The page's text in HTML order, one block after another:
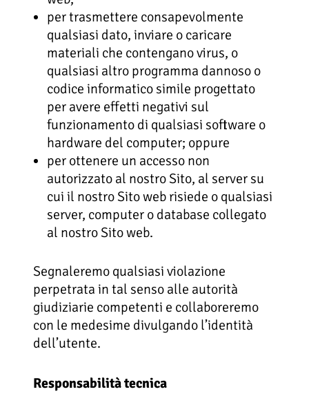
per trasmettere consapevolmente
qualsiasi dato, inviare o caricare
materiali che contengano virus, o
qualsiasi altro programma dannoso o
codice informatico simile progettato
per avere effetti negativi sul
funzionamento di qualsiasi software o
hardware del computer; oppure
per ottenere un accesso non
autorizzato al nostro Sito, al server su
cui il nostro Sito web risiede o qualsiasi
server, computer o database collegato
al nostro Sito web.
Segnaleremo qualsiasi violazione
perpetrata in tal senso alle autorità
giudiziarie competenti e collaboreremo
con le medesime divulgando l’identità
dell’utente.
Responsabilità tecnica